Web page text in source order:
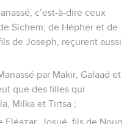
c’est-à-dire ceux
Sichem, de Hépher et de
de Joseph, reçurent aussi
par Makir, Galaad et
que des filles qui
Milka et Tirtsa ;
Josué, fils de Noun,